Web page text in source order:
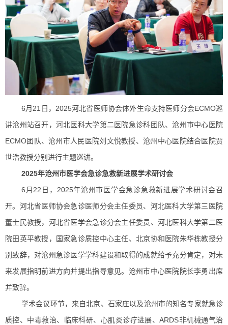
6月21日，2025河北省医师协会体外生命支持医师分会ECMO巡
讲沧州站召开，河北医科大学第二医院急诊科团队、沧州市中心医院
ECMO团队、沧州市人民医院刘文悦教授、沧州中心医院结合医院贾
世浩教授分别进行主题巡讲。
2025年沧州市医学会急诊急救新进展学术研讨会
6月22日，2025年沧州市医学会急诊急救新进展学术研讨会召
开。河北省医师协会急诊医师分会主任委员、河北医科大学第三医院
董士民教授，河北省医学会急诊分会主任委员、河北医科大学第二医
院田英平教授，国家急诊质控中心主任、北京协和医院朱华栋教授分
别致辞，对沧州急诊医学学科建设和取得的成就给予充分肯定，对未
来发展指明前进方向并提出指导意见。沧州市中心医院院长李勇出席
并致辞。
学术会议环节，来自北京、石家庄以及沧州市的知名专家就急诊
质控、中毒救治、临床科研、心肌炎诊疗进展、ARDS非机械通气治